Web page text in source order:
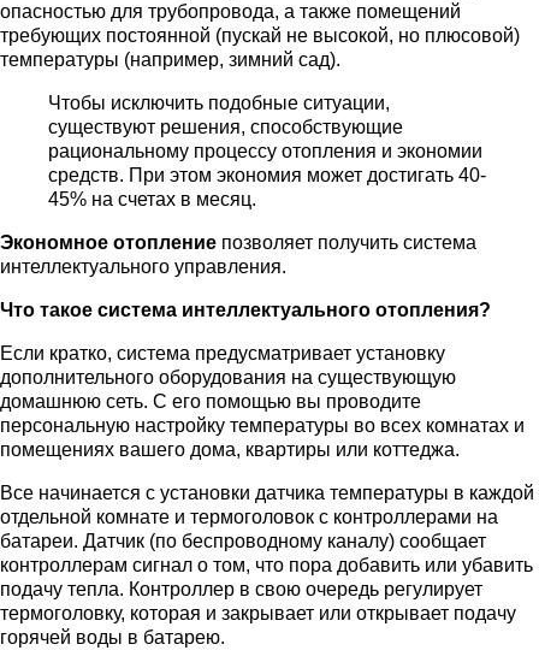
опасностью для трубопровода, а также помещений
требующих постоянной (пускай не высокой, но плюсовой)
температуры (например, зимний сад).
Чтобы исключить подобные ситуации,
существуют решения, способствующие
рациональному процессу отопления и экономии
средств. При этом экономия может достигать 40-
45% на счетах в месяц.
Экономное отопление позволяет получить система
интеллектуального управления.
Что такое система интеллектуального отопления?
Если кратко, система предусматривает установку
дополнительного оборудования на существующую
домашнюю сеть. С его помощью вы проводите
персональную настройку температуры во всех комнатах и
помещениях вашего дома, квартиры или коттеджа.
Все начинается с установки датчика температуры в каждой
отдельной комнате и термоголовок с контроллерами на
батареи. Датчик (по беспроводному каналу) сообщает
контроллерам сигнал о том, что пора добавить или убавить
подачу тепла. Контроллер в свою очередь регулирует
термоголовку, которая и закрывает или открывает подачу
горячей воды в батарею.